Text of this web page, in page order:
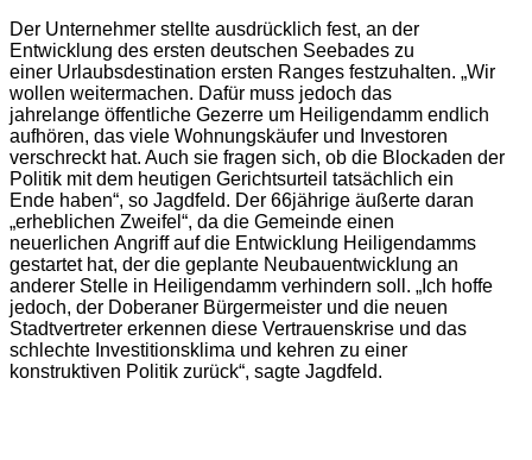
Der Unternehmer stellte ausdrücklich fest, an der
Entwicklung des ersten deutschen Seebades zu
einer Urlaubsdestination ersten Ranges festzuhalten. „Wir
wollen weitermachen. Dafür muss jedoch das
jahrelange öffentliche Gezerre um Heiligendamm endlich
aufhören, das viele Wohnungskäufer und Investoren
verschreckt hat. Auch sie fragen sich, ob die Blockaden der
Politik mit dem heutigen Gerichtsurteil tatsächlich ein
Ende haben“, so Jagdfeld. Der 66jährige äußerte daran
„erheblichen Zweifel“, da die Gemeinde einen
neuerlichen Angriff auf die Entwicklung Heiligendamms
gestartet hat, der die geplante Neubauentwicklung an
anderer Stelle in Heiligendamm verhindern soll. „Ich hoffe
jedoch, der Doberaner Bürgermeister und die neuen
Stadtvertreter erkennen diese Vertrauenskrise und das
schlechte Investitionsklima und kehren zu einer
konstruktiven Politik zurück“, sagte Jagdfeld.